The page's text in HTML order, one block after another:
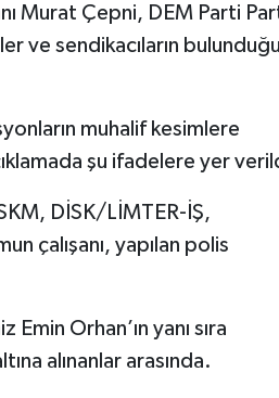
Murat Çepni, DEM Parti
ve sendikacıların bulunduğu
muhalif kesimlere
şu ifadelere yer
DİSK/LİMTER-İŞ,
çalışanı, yapılan polis
Orhan’ın yanı sıra
alınanlar arasında.